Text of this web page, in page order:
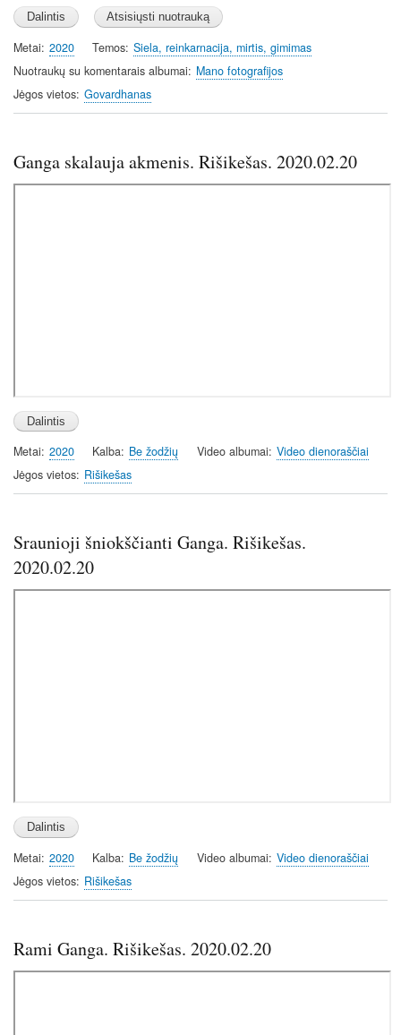
Metai 2020 Temos Siela, reinkarnacija, mirtis, gimimas
Nuotraukų su komentarais albumai
Mano fotografijos
Jėgos vietos Govardhanas
Ganga skalauja akmenis. Rišikešas. 2020.02.20
Metai 2020 Kalba Be žodžių Video albumai Video dienoraščiai
Jėgos vietos Rišikešas
Sraunioji šniokščianti Ganga. Rišikešas.
2020.02.20
Metai 2020 Kalba Be žodžių Video albumai Video dienoraščiai
Jėgos vietos Rišikešas
Rami Ganga. Rišikešas. 2020.02.20